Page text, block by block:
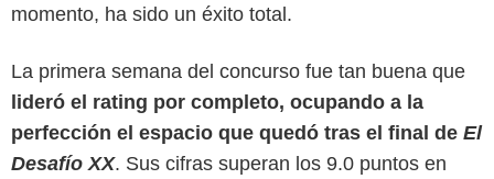
momento, ha sido un éxito total.
La primera semana del concurso fue tan buena que
lideró el rating por completo, ocupando a la
perfección el espacio que quedó tras el final de El
Desafío XX. Sus cifras superan los 9.0 puntos en